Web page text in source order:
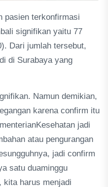
pasien terkonfirmasi
signifikan yaitu 77
Dari jumlah tersebut,
di Surabaya yang
Namun demikian,
karena confirm itu
jadi
atau pengurangan
jadi confirm
satu duaminggu
kita harus menjadi